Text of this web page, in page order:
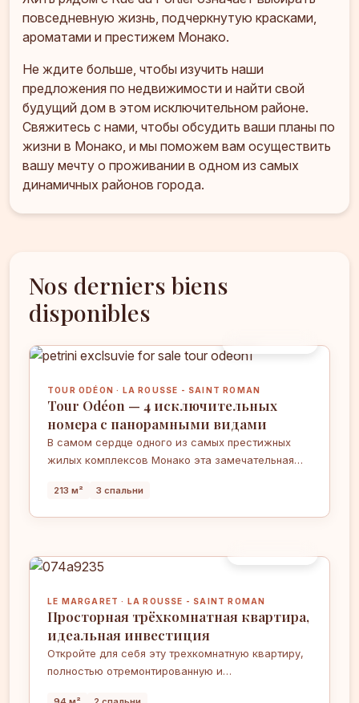
повседневную жизнь, подчеркнутую красками,
ароматами и престижем Монако.
Не ждите больше, чтобы изучить наши
предложения по недвижимости и найти свой
будущий дом в этом исключительном районе.
Свяжитесь с нами, чтобы обсудить ваши планы по
жизни в Монако, и мы поможем вам осуществить
вашу мечту о проживании в одном из самых
динамичных районов города.
Nos derniers biens
disponibles
TOUR ODÉON · LA ROUSSE - SAINT ROMAN
Tour Odéon — 4 исключительных
номера с панорамными видами
В самом сердце одного из самых престижных
жилых комплексов Монако эта замечательная
щедрыми объёмами, захватывающим видом на
роскошью, комфортом и эксклюзивными
213 м² 3 спальни
LE MARGARET · LA ROUSSE - SAINT ROMAN
Просторная трёхкомнатная квартира,
идеальная инвестиция
Откройте для себя эту трехкомнатную квартиру,
полностью отремонтированную и